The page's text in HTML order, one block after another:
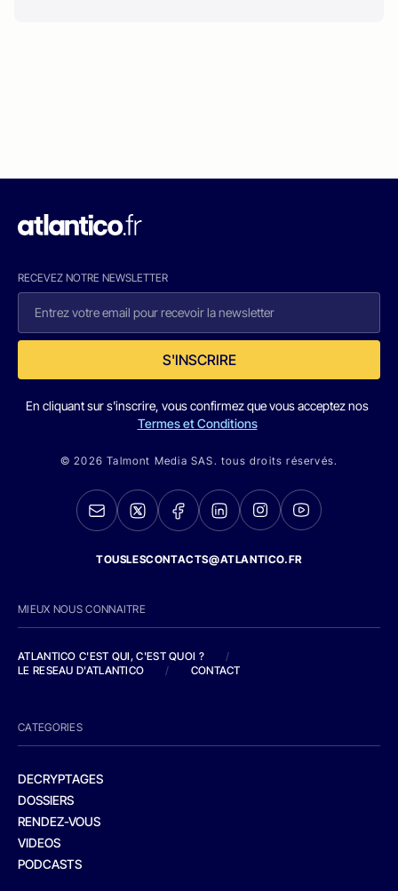
RECEVEZ NOTRE NEWSLETTER
S'INSCRIRE
En cliquant sur s'inscrire, vous confirmez que vous acceptez nos
Termes et Conditions
© 2026 Talmont Media SAS. tous droits réservés.
TOUSLESCONTACTS@ATLANTICO.FR
MIEUX NOUS CONNAITRE
ATLANTICO C'EST QUI, C'EST QUOI ?
/
LE RESEAU D'ATLANTICO
/ CONTACT
CATEGORIES
DECRYPTAGES
DOSSIERS
RENDEZ-VOUS
VIDEOS
PODCASTS